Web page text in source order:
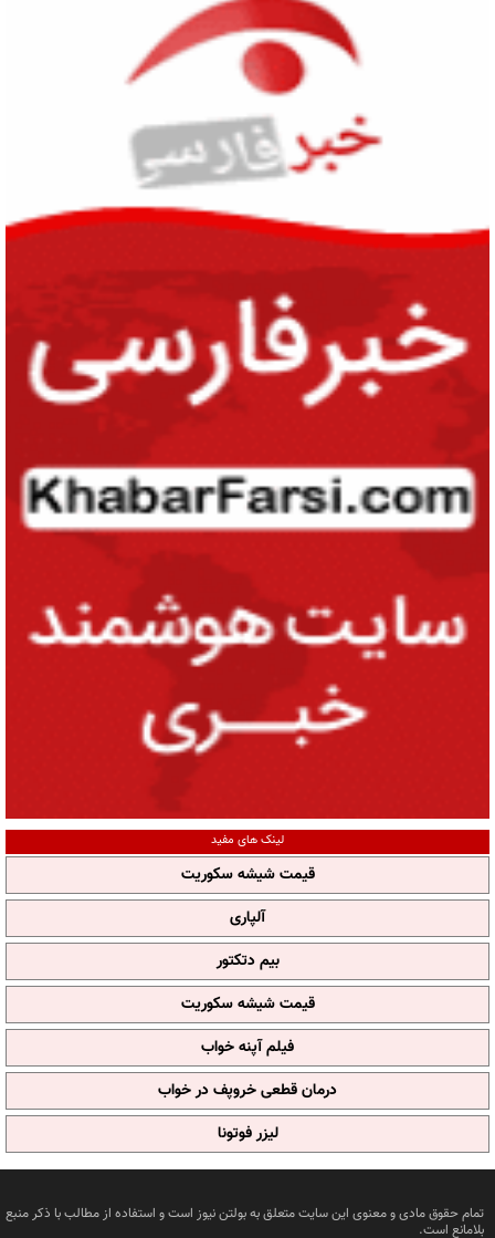
لینک های مفید
قیمت شیشه سکوریت
آلپاری
بیم دتکتور
قیمت شیشه سکوریت
فیلم آپنه خواب
درمان قطعی خروپف در خواب
لیزر فوتونا
تمام حقوق مادی و معنوی این سایت متعلق به بولتن نیوز است و استفاده از مطالب با ذکر منبع
بلامانع است.